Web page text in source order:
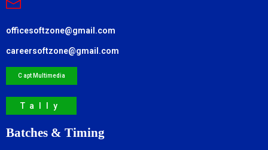
officesoftzone@gmail.com
careersoftzone@gmail.com
C apt Multimedia
Tally
Batches & Timing